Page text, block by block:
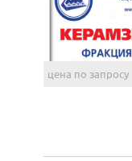
цена по запросу